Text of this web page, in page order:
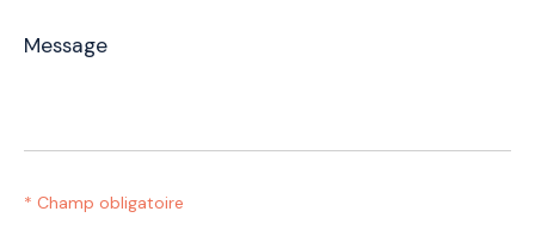
Message
*
* Champ obligatoire